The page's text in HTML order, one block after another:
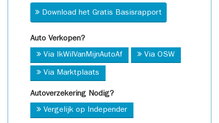
Download het Gratis Basisrapport
Auto Verkopen?
Via IkWilVanMijnAutoAf Via OSW
Via Marktplaats
Autoverzekering Nodig?
Vergelijk op Independer